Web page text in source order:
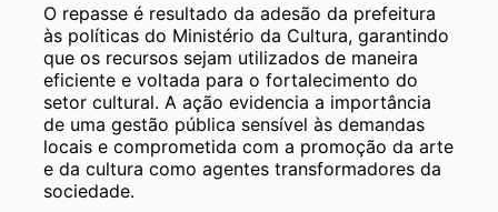
O repasse é resultado da adesão da prefeitura
às políticas do Ministério da Cultura, garantindo
que os recursos sejam utilizados de maneira
eficiente e voltada para o fortalecimento do
setor cultural. A ação evidencia a importância
de uma gestão pública sensível às demandas
locais e comprometida com a promoção da arte
e da cultura como agentes transformadores da
sociedade.